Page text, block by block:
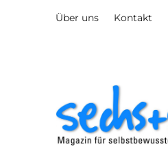
Über uns Kontakt